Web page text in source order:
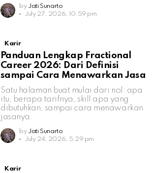
by Jati Sunarto
July 27, 2026, 10:59 pm
Karir
Panduan Lengkap Fractional
Career 2026: Dari Definisi
sampai Cara Menawarkan Jasa
Satu halaman buat mulai dari nol: apa
itu, berapa tarifnya, skill apa yang
dibutuhkan, sampai cara menawarkan
jasanya.
by Jati Sunarto
July 24, 2026, 5:29 pm
Karir